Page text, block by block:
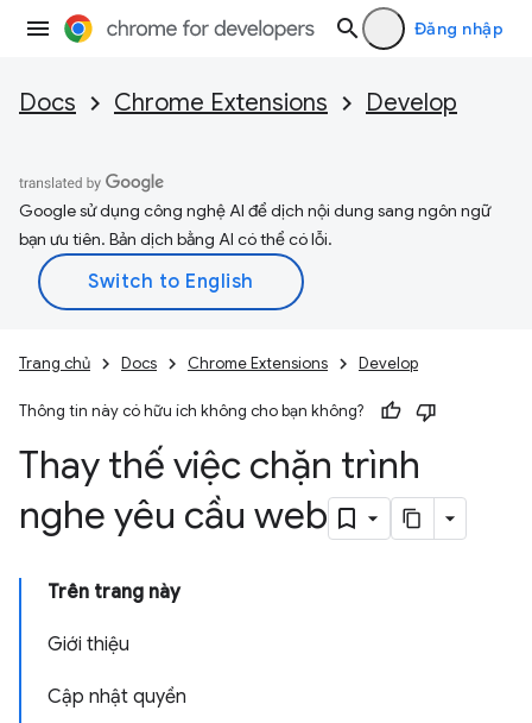
Đăng nhập
Docs Chrome Extensions Develop
Google sử dụng công nghệ AI để dịch nội dung sang ngôn ngữ
bạn ưu tiên. Bản dịch bằng AI có thể có lỗi.
Trang chủ Docs Chrome Extensions Develop
Thông tin này có hữu ích không cho bạn không?
Thay thế việc chặn trình
nghe yêu cầu web
Trên trang này
Giới thiệu
Cập nhật quyền